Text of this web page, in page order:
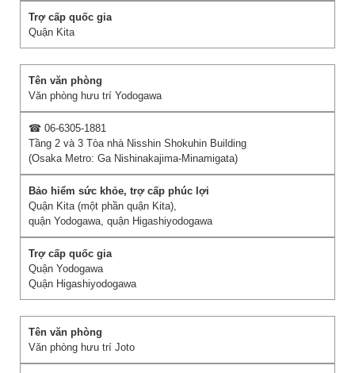
Quận Kita
Văn phòng hưu trí Yodogawa
☎ 06-6305-1881
Tầng 2 và 3 Tòa nhà Nisshin Shokuhin Building
(Osaka Metro: Ga Nishinakajima-Minamigata)
Quận Kita (một phần quận Kita),
quận Yodogawa, quận Higashiyodogawa
Quận Yodogawa
Quận Higashiyodogawa
Văn phòng hưu trí Joto